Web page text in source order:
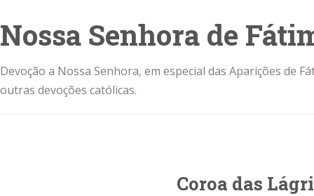
Nossa Senhora de
Devoção a Nossa Senhora, em especial das Aparições de
outras devoções católicas.
Coroa das